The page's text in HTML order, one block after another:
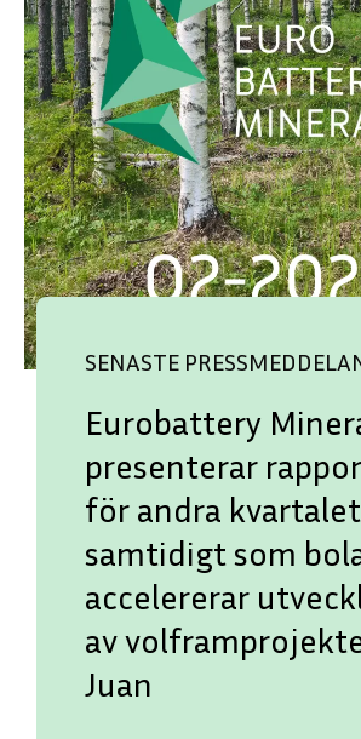
SENASTE
Eurobattery
presenterar
för andra
samtidigt som
accelererar
av
Juan